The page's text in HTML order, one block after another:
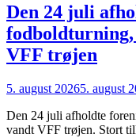
Den 24 juli
VFF trøjen
5. august 20265. august
Den 24 juli afholdte
vandt VFF trøjen. Stort